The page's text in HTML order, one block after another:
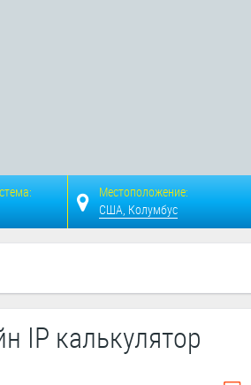
Местоположение:
США, Колумбус
IP калькулятор